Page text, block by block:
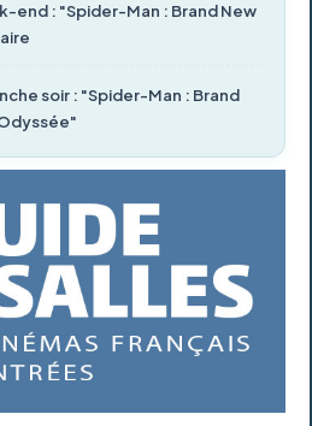
end : "Spider-Man : Brand New
soir : "Spider-Man : Brand